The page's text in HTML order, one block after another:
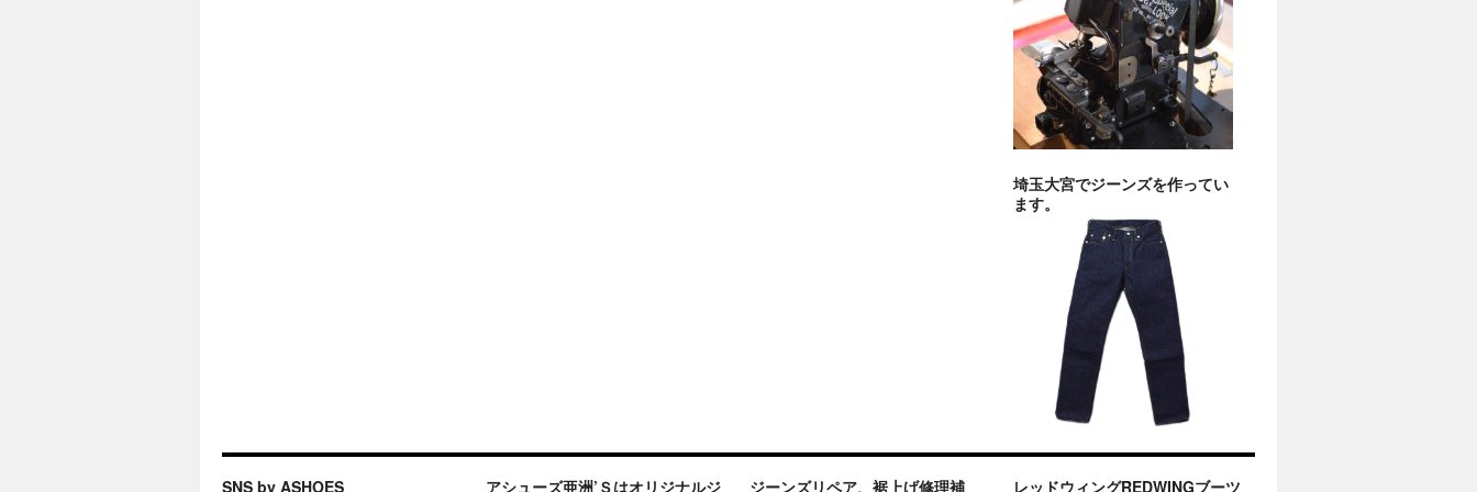
埼玉大宮でジーンズを作ってい
ます。
SNS by ASHOES アシューズ亜洲’Ｓはオリジナルジ ジーンズリペア、裾上げ修理補 レッドウィングREDWINGブーツ